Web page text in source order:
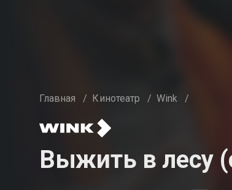
Главная / Кинотеатр / Wink /
Выжить в лесу